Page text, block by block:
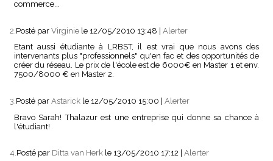
commerce...
2. Posté par Virginie le 12/05/2010 13:48
Alerter
Etant aussi étudiante à LRBST, il est vrai que nous avons des
intervenants plus "professionnels" qu'en fac et des opportunités de
créer du réseau. Le prix de l'école est de 6000€ en Master 1 et env.
7500/8000 € en Master 2.
3. Posté par Astarick le 12/05/2010 15:00
Alerter
Bravo Sarah! Thalazur est une entreprise qui donne sa chance à
l'étudiant!
4.Posté par Ditta van Herk le 13/05/2010 17:12
Alerter